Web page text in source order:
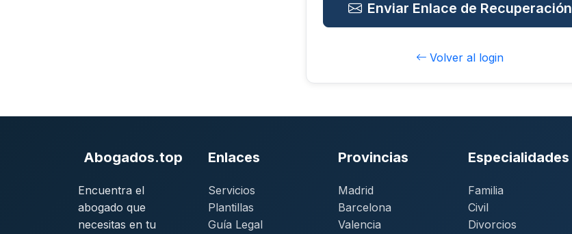
Enviar Enlace de Recuperación
Volver al login
Abogados.top
Encuentra el
abogado que
necesitas en tu
Enlaces
Servicios
Plantillas
Guía Legal
Provincias
Madrid
Barcelona
Valencia
Especialidades
Familia
Civil
Divorcios